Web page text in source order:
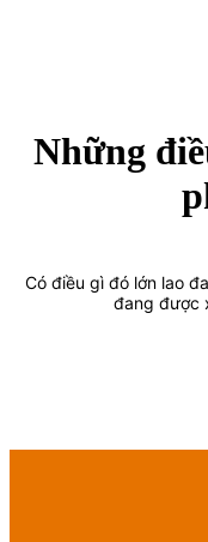
Những
Có điều gì đó lớn lao
đang được